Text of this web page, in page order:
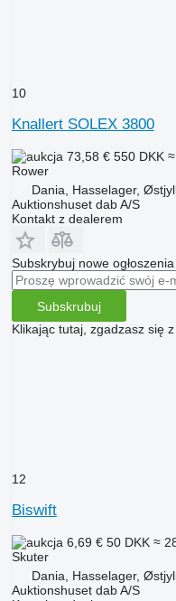
10
Knallert SOLEX 3800
73,58 € 550 DKK
Rower
Dania, Hasselager,
Auktionshuset dab A/S
Kontakt z dealerem
Subskrybuj nowe
Subskrubuj
Klikając tutaj, zgadzasz się
12
Biswift
6,69 € 50 DKK ≈
Skuter
Dania, Hasselager,
Auktionshuset dab A/S